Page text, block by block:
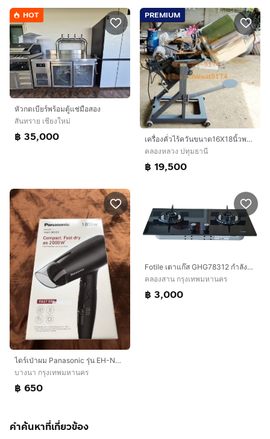
HOT
หัวกดเบียร์พร้อมตู้แช่มือสอง
สันทราย เชียงใหม่
฿ 35,000
PREMIUM
เครื่องคั่วไร้ควันขนาด16X18นิ้วพร้อมมอเตอร์ โอ่งคั่วแบบหมุนได้
คลองหลวง ปทุมธานี
฿ 19,500
ไดร์เป่าผม Panasonic รุ่น EH-ND37 1800W (Fast Dry 2000W) พับเก็บได้ สภาพ 100% [ของแท้ มือ 1]
บางนา กรุงเทพมหานคร
฿ 650
Fotile เตาแก๊ส GHG78312 กำลังไฟ 5,000 วัตต์ (สินค้าตัวโชว์)
คลองสาน กรุงเทพมหานคร
฿ 3,000
คำค้นหาที่เกี่ยวข้อง